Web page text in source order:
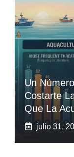
Un
Costarte
Que La
julio 31,